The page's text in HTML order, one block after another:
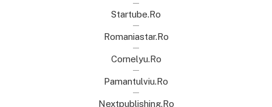
Startube.ro
Romaniastar.ro
Cornelyu.ro
Pamantulviu.ro
Nextpublishing.ro